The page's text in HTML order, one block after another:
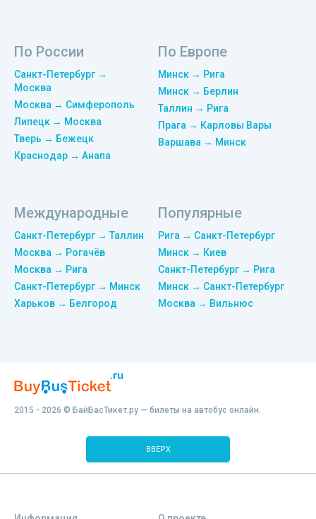
По России
Санкт-Петербург →
Москва
Москва → Симферополь
Липецк → Москва
Тверь → Бежецк
Краснодар → Анапа
По Европе
Минск → Рига
Минск → Берлин
Таллин → Рига
Прага → Карловы Вары
Варшава → Минск
Международные
Санкт-Петербург → Таллин
Москва → Рогачёв
Москва → Рига
Санкт-Петербург → Минск
Харьков → Белгород
Популярные
Рига → Санкт-Петербург
Минск → Киев
Санкт-Петербург → Рига
Минск → Санкт-Петербург
Москва → Вильнюс
2015 - 2026 © БайБасТикет.ру — билеты на автобус онлайн.
ВВЕРХ